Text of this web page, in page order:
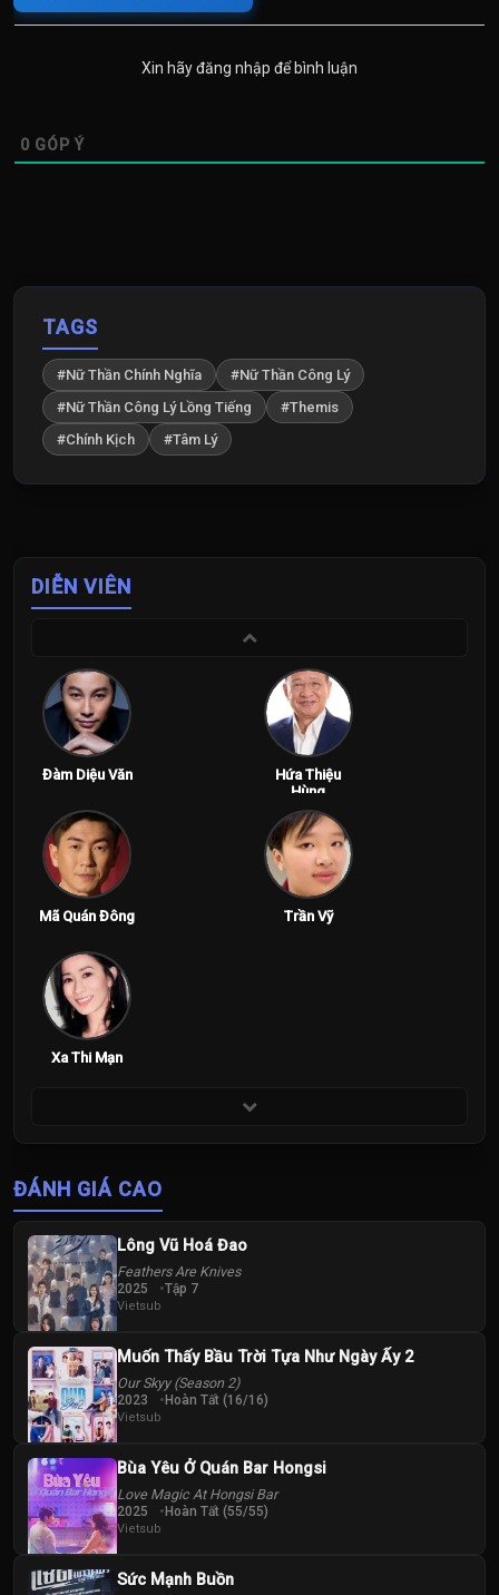
Xin hãy đăng nhập để bình luận
0 GÓP Ý
TAGS
#Nữ Thần Chính Nghĩa
#Nữ Thần Công Lý
#Nữ Thần Công Lý Lồng Tiếng
#Themis
#Chính Kịch
#Tâm Lý
DIỄN VIÊN
Đàm Diệu Văn
Hứa Thiệu
Hùng
Mã Quán Đông Trần Vỹ
Xa Thi Mạn
ĐÁNH GIÁ CAO
Lông Vũ Hoá Đao
Feathers Are Knives
2025 Tập 7
Vietsub
Muốn Thấy Bầu Trời Tựa Như Ngày Ấy 2
Our Skyy (Season 2)
2023 Hoàn Tất (16/16)
Vietsub
Bùa Yêu Ở Quán Bar Hongsi
Love Magic At Hongsi Bar
2025 Hoàn Tất (55/55)
Vietsub
Sức Mạnh Buồn